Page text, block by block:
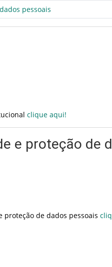
pessoais
clique aqui!
e proteção de
proteção de dados pessoais